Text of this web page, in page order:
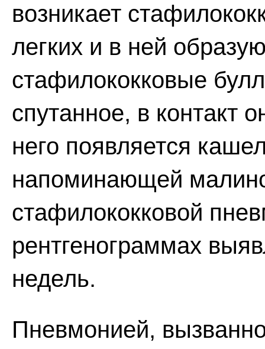
возникает
легких и в ней
стафилококковые
спутанное, в контакт
него появляется
напоминающей
стафилококковой
рентгенограммах
недель.
Пневмонией,